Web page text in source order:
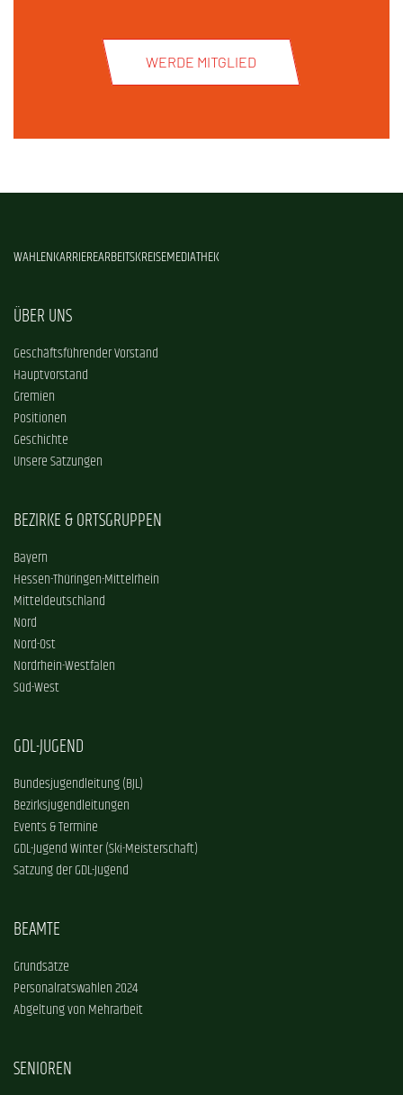
WERDE MITGLIED
WAHLENKARRIEREARBEITSKREISEMEDIATHEK
ÜBER UNS
Geschäftsführender Vorstand
Hauptvorstand
Gremien
Positionen
Geschichte
Unsere Satzungen
BEZIRKE & ORTSGRUPPEN
Bayern
Hessen-Thüringen-Mittelrhein
Mitteldeutschland
Nord
Nord-Ost
Nordrhein-Westfalen
Süd-West
GDL-JUGEND
Bundesjugendleitung (BJL)
Bezirksjugendleitungen
Events & Termine
GDL-Jugend Winter (Ski-Meisterschaft)
Satzung der GDL-Jugend
BEAMTE
Grundsätze
Personalratswahlen 2024
Abgeltung von Mehrarbeit
SENIOREN